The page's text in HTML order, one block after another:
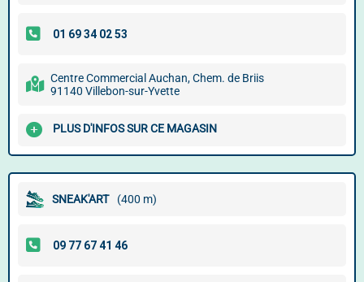
Centre Commercial Auchan, Chem. de Briis
91140 Villebon-sur-Yvette
PLUS D'INFOS SUR CE MAGASIN
SNEAK'ART (400 m)